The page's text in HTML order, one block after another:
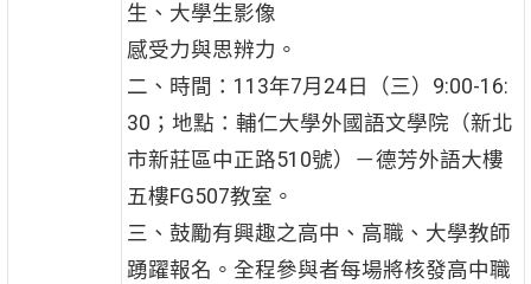
生、大學生影像
感受力與思辨力。
二、時間：113年7月24日（三）9:00-16:
30；地點：輔仁大學外國語文學院（新北
市新莊區中正路510號）－德芳外語大樓
五樓FG507教室。
三、鼓勵有興趣之高中、高職、大學教師
踴躍報名。全程參與者每場將核發高中職